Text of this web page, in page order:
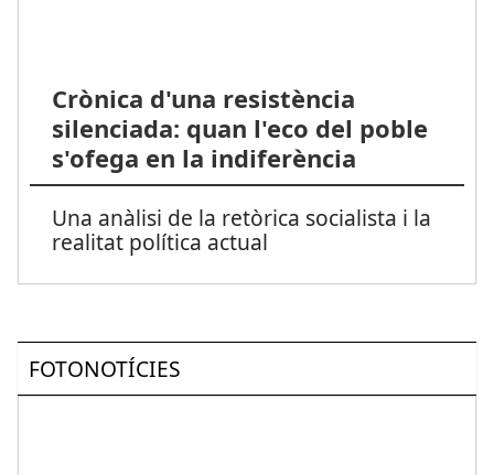
Crònica d'una resistència
silenciada: quan l'eco del poble
s'ofega en la indiferència
Una anàlisi de la retòrica socialista i la
realitat política actual
FOTONOTÍCIES